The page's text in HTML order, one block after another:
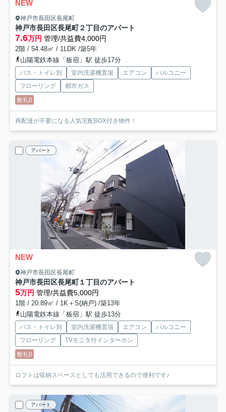
NEW
神戸市長田区長尾町
神戸市長田区長尾町２丁目のアパート
7.6万円 管理/共益費4,000円
2階 / 54.48㎡ / 1LDK /築5年
山陽電鉄本線「板宿」駅 徒歩17分
バス・トイレ別 室内洗濯機置場 エアコン
バルコニー
フローリング
都市ガス
敷礼0
再配達が不要になる人気宅配BOX付き物件！
アパート
NEW
神戸市長田区長尾町
神戸市長田区長尾町１丁目のアパート
5万円 管理/共益費5,000円
1階 / 20.89㎡ / 1K＋S(納戸) /築13年
山陽電鉄本線「板宿」駅 徒歩13分
バス・トイレ別 室内洗濯機置場 エアコン
バルコニー
フローリング
TVモニタ付インターホン
敷礼0
ロフトは収納スペースとしても活用できるので便利です♪
アパート